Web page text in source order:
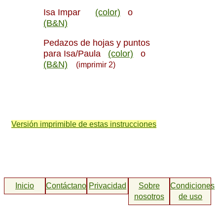
Isa Impar (color) o
(B&N)
Pedazos de hojas y puntos
para Isa/Paula (color) o
(B&N)
(imprimir 2)
Versión imprimible de estas instrucciones
Inicio ContáctanosPrivacidad
Sobre
nosotros
Condiciones
de uso